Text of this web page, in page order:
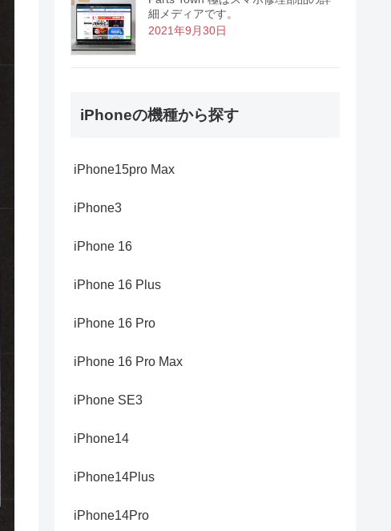
細メディアです。
2021年9月30日
iPhoneの機種から探す
iPhone15pro Max
iPhone3
iPhone 16
iPhone 16 Plus
iPhone 16 Pro
iPhone 16 Pro Max
iPhone SE3
iPhone14
iPhone14Plus
iPhone14Pro